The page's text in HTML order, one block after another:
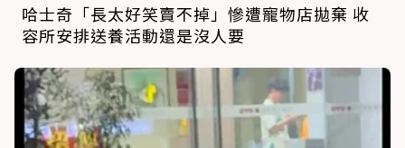
哈士奇「長太好笑賣不掉」慘遭寵物店拋棄 收
容所安排送養活動還是沒人要